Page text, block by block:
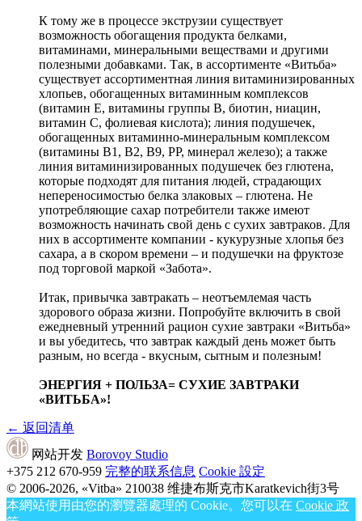
К тому же в процессе экструзии существует
возможность обогащения продукта белками,
витаминами, минеральными веществами и другими
полезными добавками. Так, в ассортименте «Витьба»
существует ассортиментная линия витаминизированных
хлопьев, обогащенных витаминным комплексов
(витамин Е, витамины группы В, биотин, ниацин,
витамин С, фолиевая кислота); линия подушечек,
обогащенных витаминно-минеральным комплексом
(витамины В1, В2, В9, PP, минерал железо); а также
линия витаминизированных подушечек без глютена,
которые подходят для питания людей, страдающих
непереносимостью белка злаковых – глютена. Не
употребляющие сахар потребители также имеют
возможность начинать свой день с сухих завтраков. Для
них в ассортименте компании - кукурузные хлопья без
сахара, а в скором времени – и подушечки на фруктозе
под торговой маркой «Забота».
Итак, привычка завтракать – неотъемлемая часть
здорового образа жизни. Попробуйте включить в свой
ежедневный утренний рацион сухие завтраки «Витьба»
и вы убедитесь, что завтрак каждый день может быть
разным, но всегда - вкусным, сытным и полезным!
ЭНЕРГИЯ + ПОЛЬЗА= СУХИЕ ЗАВТРАКИ
«ВИТЬБА»!
← 返回清单
网站开发 Borovoy Studio
+375 212 670-959 完整的联系信息 Cookie 設定
© 2006-2026, «Vitba» 210038 维捷布斯克市Karatkevich街3号
本網站使用由您的瀏覽器處理的 Cookie。您可以在 Cookie 政